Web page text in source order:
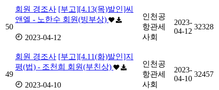
50
회원 경조사 [부고][4.13(목)발인]씨
앤엘 - 노한수 회원(빙부상)
2023-04-12
인천공
항관세
사회
2023-
04-12
32328
49
회원 경조사 [부고][4.11(화)발인]지
평(법) - 조천희 회원(부친상)
2023-04-10
인천공
항관세
사회
2023-
04-10
32457